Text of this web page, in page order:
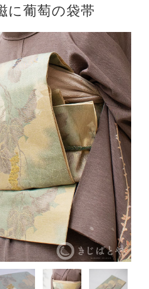
葡萄の袋帯